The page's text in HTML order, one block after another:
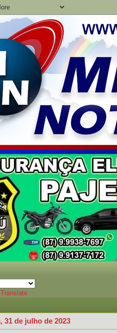
Translate
31 de julho de 2023